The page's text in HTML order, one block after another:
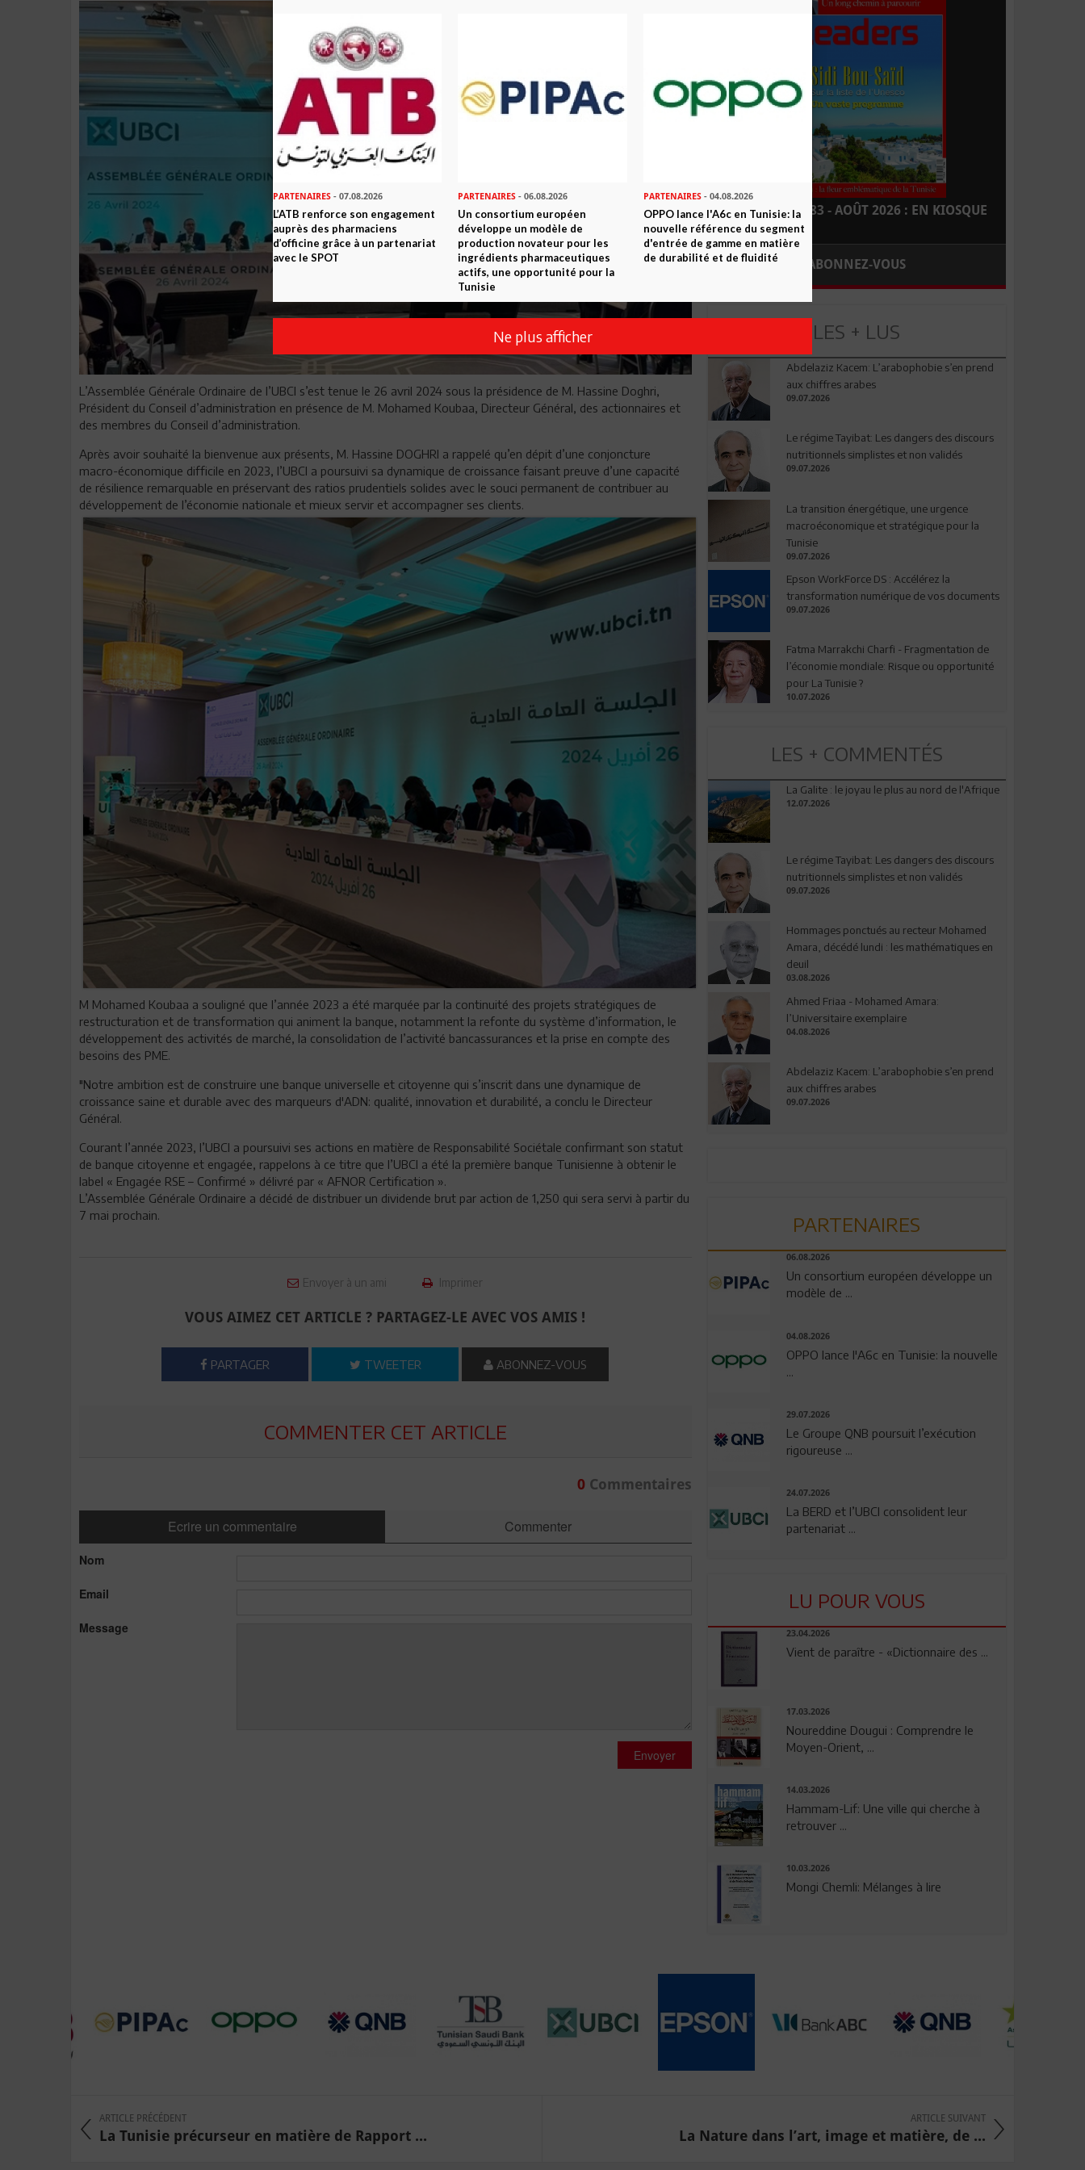
L’Assemblée Générale Ordinaire de l’UBCI s’est tenue le 26 avril 2024 sous la présidence de M. Hassine Doghri,
Président du Conseil d’administration en présence de M. Mohamed Koubaa, Directeur Général, des actionnaires et
des membres du Conseil d’administration.
Après avoir souhaité la bienvenue aux présents, M. Hassine DOGHRI a rappelé qu’en dépit d’une conjoncture
macro-économique difficile en 2023, l’UBCI a poursuivi sa dynamique de croissance faisant preuve d’une capacité
de résilience remarquable en préservant des ratios prudentiels solides avec le souci permanent de contribuer au
développement de l’économie nationale et mieux servir et accompagner ses clients.
M Mohamed Koubaa a souligné que l’année 2023 a été marquée par la continuité des projets stratégiques de
restructuration et de transformation qui animent la banque, notamment la refonte du système d’information, le
développement des activités de marché, la consolidation de l’activité bancassurances et la prise en compte des
besoins des PME.
"Notre ambition est de construire une banque universelle et citoyenne qui s’inscrit dans une dynamique de
croissance saine et durable avec des marqueurs d'ADN: qualité, innovation et durabilité, a conclu le Directeur
Général.
Courant l’année 2023, l’UBCI a poursuivi ses actions en matière de Responsabilité Sociétale confirmant son statut
de banque citoyenne et engagée, rappelons à ce titre que l’UBCI a été la première banque Tunisienne à obtenir le
label « Engagée RSE – Confirmé » délivré par « AFNOR Certification ».
L’Assemblée Générale Ordinaire a décidé de distribuer un dividende brut par action de 1,250 qui sera servi à partir du
7 mai prochain.
Envoyer à un ami Imprimer
VOUS AIMEZ CET ARTICLE ? PARTAGEZ-LE AVEC VOS AMIS !
PARTAGER TWEETER ABONNEZ-VOUS
COMMENTER CET ARTICLE
0Commentaires
Ecrire un commentaire Commenter
Nom
Email
Message
Envoyer
LEADERS N° 183 - AOÛT 2026 : EN KIOSQUE
ABONNEZ-VOUS
LES + LUS
Abdelaziz Kacem: L’arabophobie s’en prend
aux chiffres arabes
09.07.2026
Le régime Tayibat: Les dangers des discours
nutritionnels simplistes et non validés
09.07.2026
La transition énergétique, une urgence
macroéconomique et stratégique pour la
Tunisie
09.07.2026
Epson WorkForce DS : Accélérez la
transformation numérique de vos documents
09.07.2026
Fatma Marrakchi Charfi - Fragmentation de
l’économie mondiale: Risque ou opportunité
pour La Tunisie ?
10.07.2026
LES + COMMENTÉS
La Galite : le joyau le plus au nord de l'Afrique
12.07.2026
Le régime Tayibat: Les dangers des discours
nutritionnels simplistes et non validés
09.07.2026
Hommages ponctués au recteur Mohamed
Amara, décédé lundi : les mathématiques en
deuil
03.08.2026
Ahmed Friaa - Mohamed Amara:
l’Universitaire exemplaire
04.08.2026
Abdelaziz Kacem: L’arabophobie s’en prend
aux chiffres arabes
09.07.2026
PARTENAIRES
06.08.2026
Un consortium européen développe un
modèle de ...
04.08.2026
OPPO lance l'A6c en Tunisie: la nouvelle
29.07.2026
Le Groupe QNB poursuit l’exécution
rigoureuse ...
24.07.2026
La BERD et l’UBCI consolident leur
partenariat ...
LU POUR VOUS
23.04.2026
Vient de paraître - «Dictionnaire des ...
17.03.2026
Noureddine Dougui : Comprendre le
Moyen-Orient, ...
14.03.2026
Hammam-Lif: Une ville qui cherche à
retrouver ...
10.03.2026
Mongi Chemli: Mélanges à lire
ARTICLE PRÉCÉDENT
La Tunisie précurseur en matière de Rapport ...
ARTICLE SUIVANT
La Nature dans l’art, image et matière, de ...
PARTENAIRES - 07.08.2026
L’ATB renforce son engagement
auprès des pharmaciens
d’officine grâce à un partenariat
avec le SPOT
PARTENAIRES - 06.08.2026
Un consortium européen
développe un modèle de
production novateur pour les
ingrédients pharmaceutiques
actifs, une opportunité pour la
Tunisie
PARTENAIRES- 04.08.2026
OPPO lance l'A6c en Tunisie: la
nouvelle référence du segment
d'entrée de gamme en matière
de durabilité et de fluidité
Ne plus afficher